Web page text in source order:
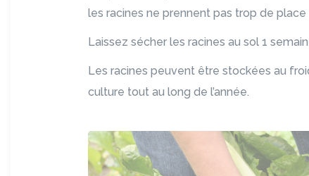
les racines ne prennent pas trop de
Laissez sécher les racines au sol 1
Les racines peuvent être stockées au
culture tout au long de l’année.